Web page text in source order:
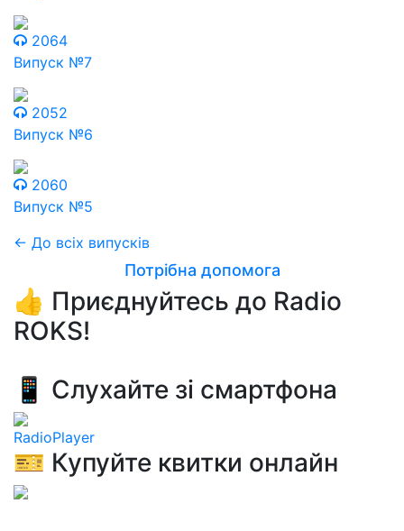
2064
Випуск №7
2052
Випуск №6
2060
Випуск №5
← До всіх випусків
Потрібна допомога
👍 Приєднуйтесь до Radio
ROKS!
📱 Слухайте зі смартфона
RadioPlayer
🎫 Купуйте квитки онлайн